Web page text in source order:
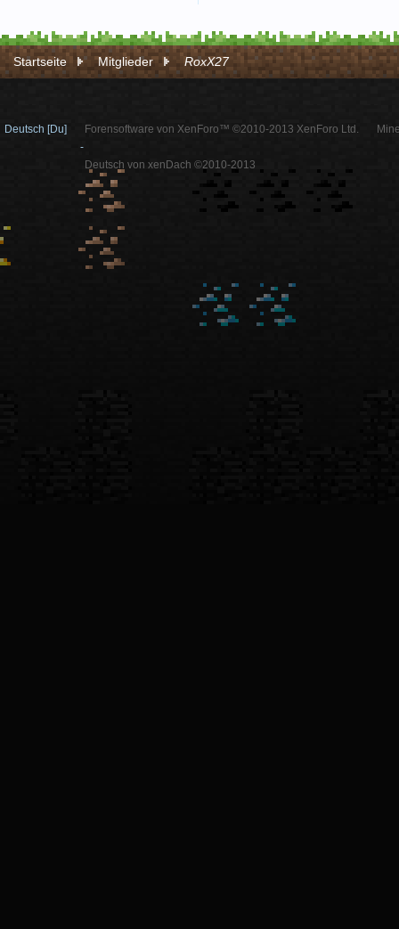
Startseite Mitglieder RoxX27
Deutsch [Du]
Forensoftware von XenForo™ ©2010-2013 XenForo Ltd.
-
Deutsch von xenDach ©2010-2013